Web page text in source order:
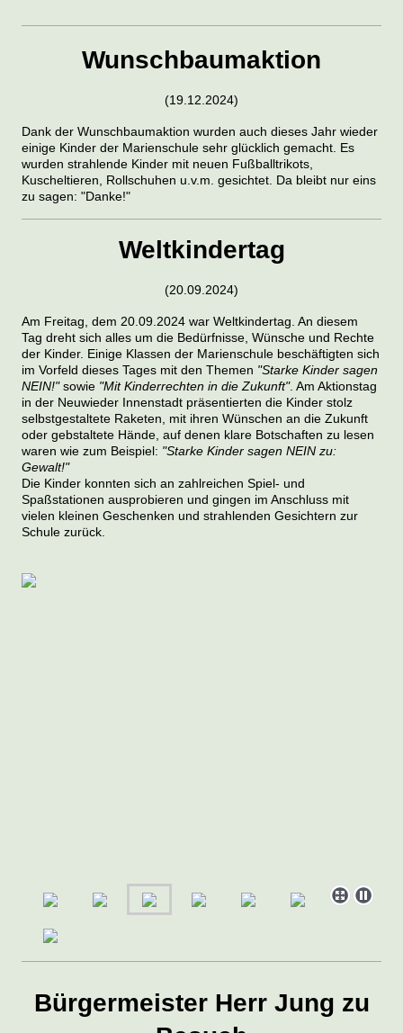
Wunschbaumaktion
(19.12.2024)
Dank der Wunschbaumaktion wurden auch dieses Jahr wieder
einige Kinder der Marienschule sehr glücklich gemacht. Es
wurden strahlende Kinder mit neuen Fußballtrikots,
Kuscheltieren, Rollschuhen u.v.m. gesichtet. Da bleibt nur eins
zu sagen: "Danke!"
Weltkindertag
(20.09.2024)
Am Freitag, dem 20.09.2024 war Weltkindertag. An diesem
Tag dreht sich alles um die Bedürfnisse, Wünsche und Rechte
der Kinder. Einige Klassen der Marienschule beschäftigten sich
im Vorfeld dieses Tages mit den Themen "Starke Kinder sagen
NEIN!"sowie "Mit Kinderrechten in die Zukunft". Am Aktionstag
in der Neuwieder Innenstadt präsentierten die Kinder stolz
selbstgestaltete Raketen, mit ihren Wünschen an die Zukunft
oder gebstaltete Hände, auf denen klare Botschaften zu lesen
waren wie zum Beispiel: "Starke Kinder sagen NEIN zu:
Gewalt!"
Die Kinder konnten sich an zahlreichen Spiel- und
Spaßstationen ausprobieren und gingen im Anschluss mit
vielen kleinen Geschenken und strahlenden Gesichtern zur
Schule zurück.
Bürgermeister Herr Jung zu